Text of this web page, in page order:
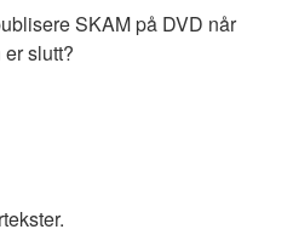
SKAM på DVD når
slutt?